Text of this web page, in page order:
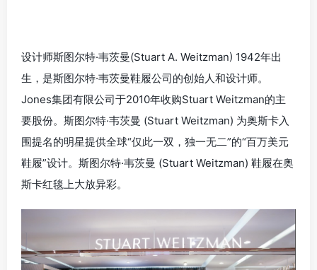
设计师斯图尔特·韦茨曼(Stuart A. Weitzman) 1942年出
生，是斯图尔特·韦茨曼鞋履公司的创始人和设计师。
Jones集团有限公司于2010年收购Stuart Weitzman的主
要股份。斯图尔特·韦茨曼 (Stuart Weitzman) 为奥斯卡入
围提名的明星提供全球“仅此一双，独一无二”的“百万美元
鞋履”设计。斯图尔特·韦茨曼 (Stuart Weitzman) 鞋履在奥
斯卡红毯上大放异彩。